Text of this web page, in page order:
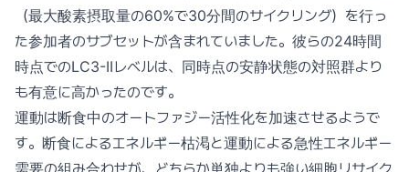
（最大酸素摂取量の60%で30分間のサイクリング）を行っ
た参加者のサブセットが含まれていました。彼らの24時間
時点でのLC3-IIレベルは、同時点の安静状態の対照群より
も有意に高かったのです。
運動は断食中のオートファジー活性化を加速させるようで
す。断食によるエネルギー枯渇と運動による急性エネルギー
需要の組み合わせが、どちらか単独よりも強い細胞リサイク